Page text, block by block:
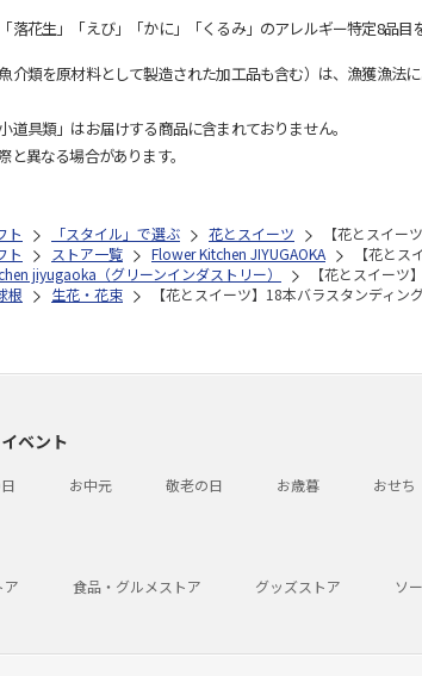
落花生」「えび」「かに」「くるみ」のアレルギー特定8品目
類を原材料として製造された加工品も含む）は、漁獲漁法
具類」はお届けする商品に含まれておりません。
異なる場合があります。
ト 「スタイル」で選ぶ 花とスイーツ
【花とスイー
ト ストア一覧 Flower Kitchen JIYUGAOKA
【花と
jiyugaoka（グリーンインダストリー）
【花とスイーツ
根 生花・花束 【花とスイーツ】18本バラスタンディン
ベント
お中元 敬老の日 お歳暮 おせち
ア 食品・グルメストア グッズストア ソ